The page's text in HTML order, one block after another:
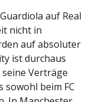
auf Real
nicht in
auf absoluter
ist durchaus
Verträge
beim FC